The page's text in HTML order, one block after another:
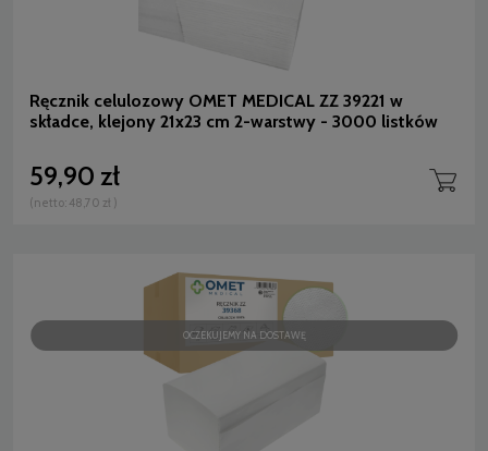
Ręcznik celulozowy OMET MEDICAL ZZ 39221 w
składce, klejony 21x23 cm 2-warstwy - 3000 listków
59,90 zł
(netto: 48,70 zł )
OCZEKUJEMY NA DOSTAWĘ